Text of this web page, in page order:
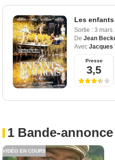
Les
Sortie : 3 mars
De Jean
Avec Jacques
Presse
3,5
1 Bande-
VIDÉO EN COURS